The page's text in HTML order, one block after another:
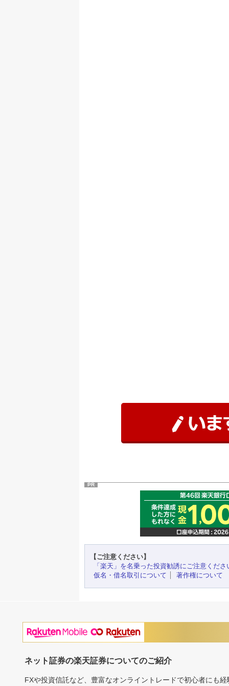
PR
【ご注意ください】
「楽天」を名乗った投資勧誘にご注意くださ
仮名・借名取引について
著作権について
ネット証券の楽天証券についてのご紹介
FXや投資信託など、豊富なオンライントレードで初心者にも